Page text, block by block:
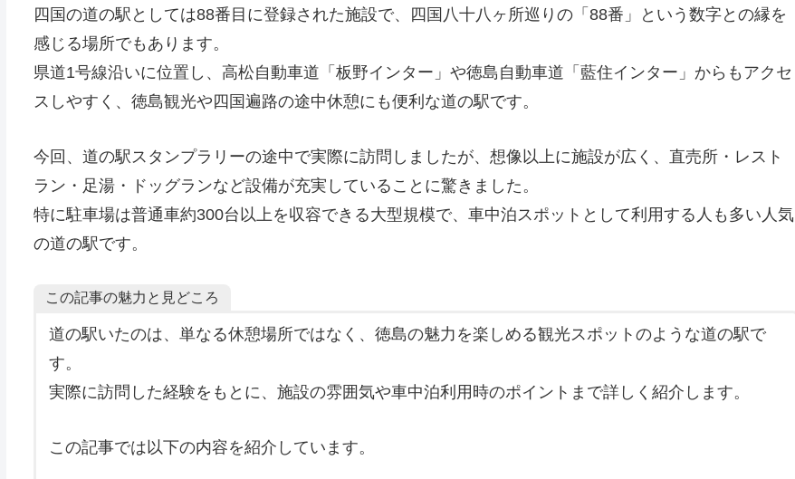
四国の道の駅としては88番目に登録された施設で、四国八十八ヶ所巡りの「88番」という数字との縁を
感じる場所でもあります。
県道1号線沿いに位置し、高松自動車道「板野インター」や徳島自動車道「藍住インター」からもアクセ
スしやすく、徳島観光や四国遍路の途中休憩にも便利な道の駅です。
今回、道の駅スタンプラリーの途中で実際に訪問しましたが、想像以上に施設が広く、直売所・レスト
ラン・足湯・ドッグランなど設備が充実していることに驚きました。
特に駐車場は普通車約300台以上を収容できる大型規模で、車中泊スポットとして利用する人も多い人気
の道の駅です。
この記事の魅力と見どころ
道の駅いたのは、単なる休憩場所ではなく、徳島の魅力を楽しめる観光スポットのような道の駅で
す。
実際に訪問した経験をもとに、施設の雰囲気や車中泊利用時のポイントまで詳しく紹介します。
この記事では以下の内容を紹介しています。